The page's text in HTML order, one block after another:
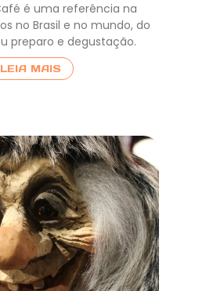
é uma referência na
no Brasil e no mundo, do
preparo e degustação.
LEIA MAIS